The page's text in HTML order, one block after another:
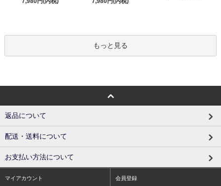
もっと見る
返品について
配送・送料について
お支払い方法について
マイアカウント 会員登録